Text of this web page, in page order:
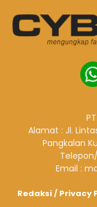
Alamat : Jl.
Pangkalan
Email :
Redaksi/ Privacy